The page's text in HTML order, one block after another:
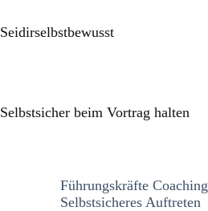
Seidirselbstbewusst
Selbstsicher beim Vortrag halten
Führungskräfte Coaching
Selbstsicheres Auftreten